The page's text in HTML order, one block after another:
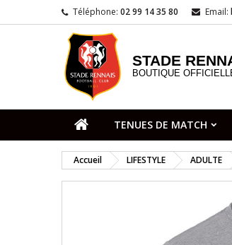
Téléphone: 02 99 14 35 80 Email:
STADE
BOUTIQUE
TENUES DE MATCH
Accueil LIFESTYLE ADULTE